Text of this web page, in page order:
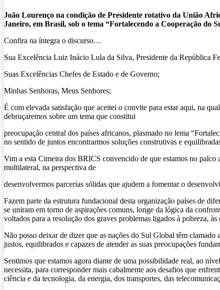
João Lourenço na condição de Presidente rotativo da União
Janeiro, em Brasil, sob o tema “Fortalecendo a Cooperação do
Confira na íntegra o discurso…
Sua Excelência Luiz Inácio Lula da Silva, Presidente da República
Suas Excelências Chefes de Estado e de Governo;
Minhas Senhoras, Meus Senhores;
É com elevada satisfação que aceitei o convite para estar aqui, na
debruçaremos sobre um tema que constitui
preocupação central dos países africanos, plasmado no lema
no sentido de juntos encontrarmos soluções construtivas e
Vim a esta Cimeira dos BRICS convencido de que estamos no
multilateral, na perspectiva de
desenvolvermos parcerias sólidas que ajudem a fomentar o
Fazem parte da estrutura fundacional desta organização países de
se uniram em torno de aspirações comuns, longe da lógica da
voltados para a resolução dos graves problemas ligados à pobreza,
Não posso deixar de dizer que as nações do Sul Global têm clamado
justos, equilibrados e capazes de atender as suas preocupações
Sentimos que estamos agora diante de uma possibilidade real, ao
necessita, para corresponder mais cabalmente aos desafios que
ciência e da tecnologia, da energia, dos transportes, das